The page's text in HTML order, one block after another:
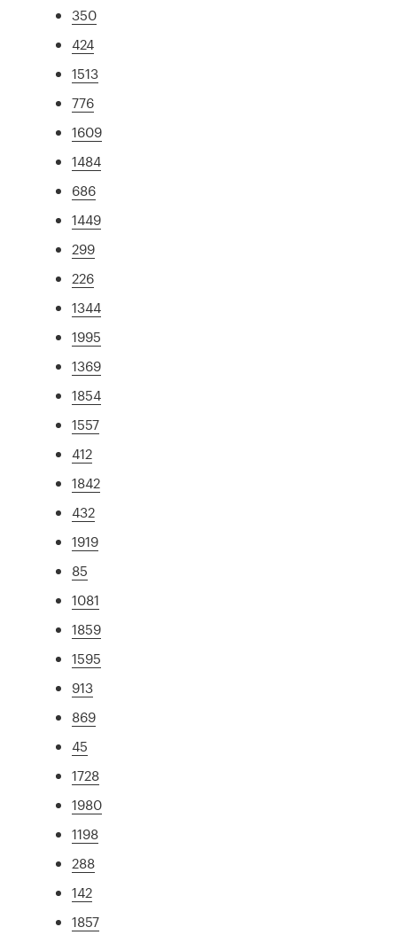
350
424
1513
776
1609
1484
686
1449
299
226
1344
1995
1369
1854
1557
412
1842
432
1919
85
1081
1859
1595
913
869
45
1728
1980
1198
288
142
1857